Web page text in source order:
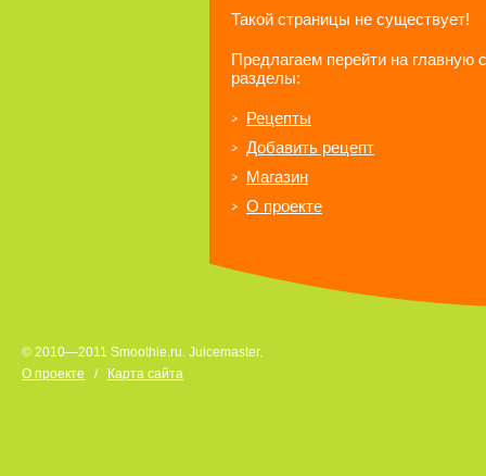
Такой страницы не существует!
Предлагаем перейти на
разделы:
Рецепты
Добавить рецепт
Магазин
О проекте
© 2010—2011 Smoothie.ru. Juicemaster.
О проекте / Карта сайта